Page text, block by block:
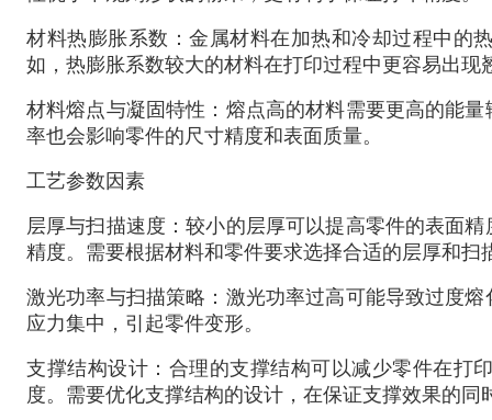
材料热膨胀系数：金属材料在加热和冷却过程中的
如，热膨胀系数较大的材料在打印过程中更容易出现
材料熔点与凝固特性：熔点高的材料需要更高的能
率也会影响零件的尺寸精度和表面质量。
工艺参数因素
层厚与扫描速度：较小的层厚可以提高零件的表面
精度。需要根据材料和零件要求选择合适的层厚和扫
激光功率与扫描策略：激光功率过高可能导致过度
应力集中，引起零件变形。
支撑结构设计：合理的支撑结构可以减少零件在打
度。需要优化支撑结构的设计，在保证支撑效果的